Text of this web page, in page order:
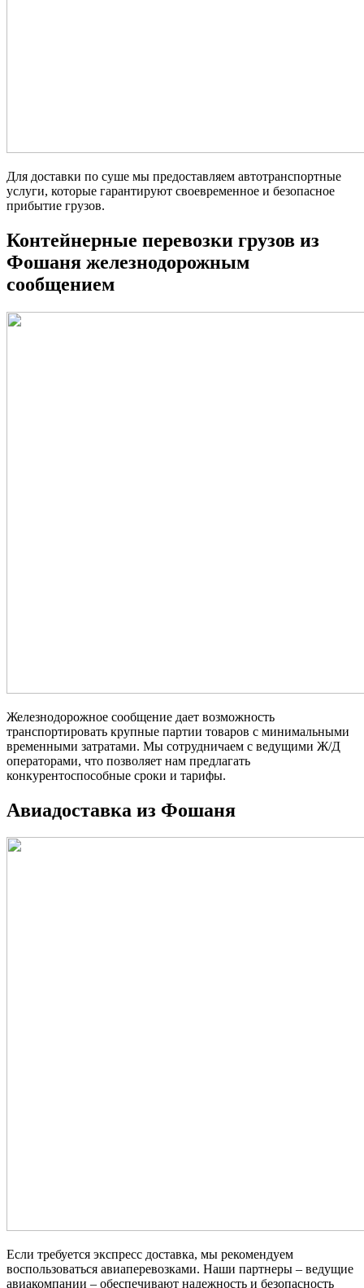
Для доставки по суше мы предоставляем автотранспортные
услуги, которые гарантируют своевременное и безопасное
прибытие грузов.
Контейнерные перевозки грузов из
Фошаня железнодорожным
сообщением
Железнодорожное сообщение дает возможность
транспортировать крупные партии товаров с минимальными
временными затратами. Мы сотрудничаем с ведущими Ж/Д
операторами, что позволяет нам предлагать
конкурентоспособные сроки и тарифы.
Авиадоставка из Фошаня
Если требуется экспресс доставка, мы рекомендуем
воспользоваться авиаперевозками. Наши партнеры – ведущие
авиакомпании – обеспечивают надежность и безопасность